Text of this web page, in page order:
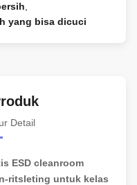
yang bisa dicuci
Detail
ESD cleanroom
ritsleting untuk kelas